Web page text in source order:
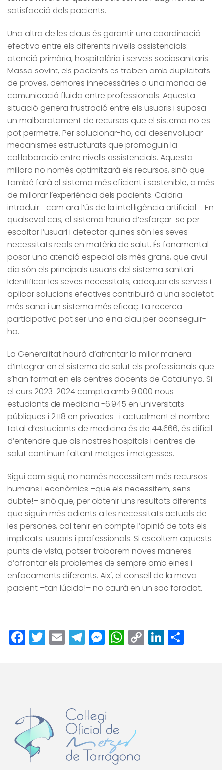
satisfacció dels pacients.
Una altra de les claus és garantir una coordinació
efectiva entre els diferents nivells assistencials:
atenció primària, hospitalària i serveis sociosanitaris.
Massa sovint, els pacients es troben amb duplicitats
de proves, demores innecessàries o una manca de
comunicació fluida entre professionals. Aquesta
situació genera frustració entre els usuaris i suposa
un malbaratament de recursos que el sistema no es
pot permetre. Per solucionar-ho, cal desenvolupar
mecanismes estructurats que promoguin la
col·laboració entre nivells assistencials. Aquesta
millora no només optimitzarà els recursos, sinó que
també farà el sistema més eficient i sostenible, a més
de millorar l’experiència dels pacients. Caldria
introduir –com ara l’ús de la intel·ligència artificial–. En
qualsevol cas, el sistema hauria d’esforçar-se per
escoltar l’usuari i detectar quines són les seves
necessitats reals en matèria de salut. És fonamental
posar una atenció especial als més grans, que avui
dia són els principals usuaris del sistema sanitari.
Identificar les seves necessitats, adequar els serveis i
aplicar solucions efectives contribuirà a una societat
més sana i un sistema més eficaç. La recerca
participativa pot ser una eina clau per aconseguir-
ho.
La Generalitat haurà d’afrontar la millor manera
d’integrar en el sistema de salut els professionals que
s’han format en els centres docents de Catalunya. Si
el curs 2023-2024 compta amb 9.000 nous
estudiants de medicina -6.945 en universitats
públiques i 2.118 en privades- i actualment el nombre
total d’estudiants de medicina és de 44.666, és difícil
d’entendre que als nostres hospitals i centres de
salut continuïn faltant metges i metgesses.
Sigui com sigui, no només necessitem més recursos
humans i econòmics –que els necessitem, sens
dubte!– sinó que, per obtenir uns resultats diferents
que siguin més adients a les necessitats actuals de
les persones, cal tenir en compte l’opinió de tots els
implicats: usuaris i professionals. Si escoltem aquests
punts de vista, potser trobarem noves maneres
d’afrontar els problemes de sempre amb eines i
enfocaments diferents. Així, el consell de la meva
pacient –tan lúcida!– no caurà en un sac foradat.
Facebook
Twitter
EmailTelegram
Messenger
WhatsApp
Copy
Link